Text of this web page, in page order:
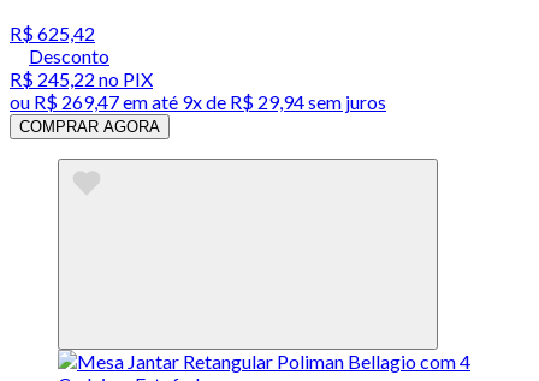
R$ 625,42
Desconto
R$ 245,22 no PIX
ou R$ 269,47em até 9x de R$ 29,94 sem juros
COMPRAR AGORA